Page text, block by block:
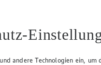
andere Technologien ein,